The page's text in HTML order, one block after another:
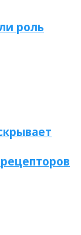
роль